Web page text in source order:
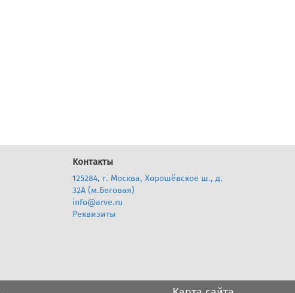
Контакты
125284, г. Москва, Хорошёвское ш., д.
32А (м.Беговая)
info@arve.ru
Реквизиты